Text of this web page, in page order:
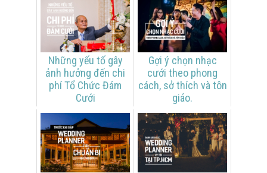
Những yếu tố gây
ảnh hưởng đến chi
phí Tổ Chức Đám
Cưới
Gợi ý chọn nhạc
cưới theo phong
cách, sở thích và tôn
giáo.